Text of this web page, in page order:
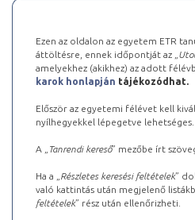
Ezen az oldalon az egyetem ETR
áttöltésre, ennek időpontját az „
amelyekhez (akikhez) az adott
karok honlapján tájékozódhat.
Először az egyetemi félévet kell
nyílhegyekkel lépegetve
A „ Tanrendi kereső” mezőbe írt
Ha a „ Részletes keresési feltételek”
való kattintás után megjelenő
feltételek” rész után ellenőrizheti.